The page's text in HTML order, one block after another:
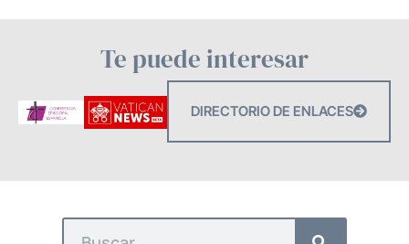
Te puede interesar
DIRECTORIO DE ENLACES